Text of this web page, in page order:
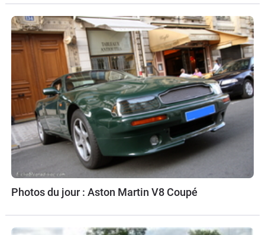
Photos du jour : Aston Martin V8 Coupé